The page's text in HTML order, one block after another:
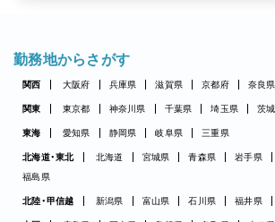
勤務地からさがす
関西 大阪府 兵庫県 滋賀県 京都府 奈良県
関東 東京都 神奈川県 千葉県 埼玉県 茨
東海 愛知県 静岡県 岐阜県 三重県
北海道・東北 北海道 宮城県 青森県 岩手県
福島県
北陸・甲信越 新潟県 富山県 石川県 福井県